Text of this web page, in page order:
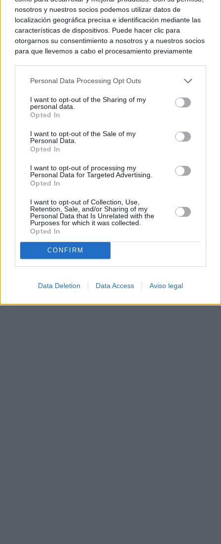
nosotros y nuestros socios podemos utilizar datos de
localización geográfica precisa e identificación mediante las
características de dispositivos. Puede hacer clic para
otorgarnos su consentimiento a nosotros y a nuestros socios
para que llevemos a cabo el procesamiento previamente
negar su consentimiento. Tenga en cuenta que algún
de su consentimiento, pero usted tiene el derecho de
rechazar tal procesamiento. Sus preferencias se aplicarán
cualquier momento entrando de nuevo en este sitio web o
visitando nuestra política de privacidad.
Personal Data Processing Opt Outs
I want to opt-out of the Sharing of my
personal data.
Opted In
I want to opt-out of the Sale of my
Personal Data.
Opted In
I want to opt-out of processing my
Personal Data for Targeted Advertising.
Opted In
I want to opt-out of Collection, Use,
Retention, Sale, and/or Sharing of my
Personal Data that Is Unrelated with the
Purposes for which it was collected.
Opted In
CONFIRM
Data Deletion Data Access Aviso legal